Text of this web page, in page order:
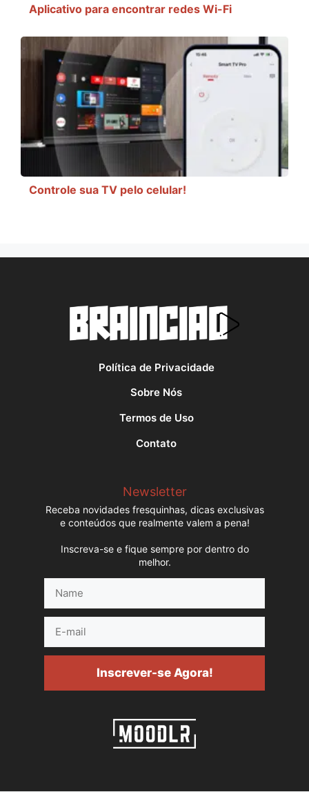
Aplicativo para encontrar redes Wi-Fi
Controle sua TV pelo celular!
Política de Privacidade
Sobre Nós
Termos de Uso
Contato
Newsletter
Receba novidades fresquinhas, dicas exclusivas
e conteúdos que realmente valem a pena!
Inscreva-se e fique sempre por dentro do
melhor.
mail
Inscrever-se Agora!